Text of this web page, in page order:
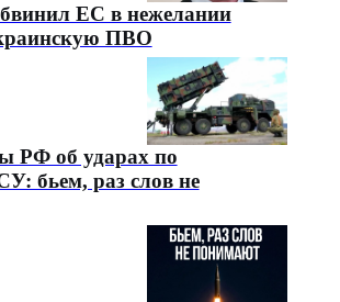
ЕС в нежелании
ПВО
РФ об ударах по
бьем, раз слов не